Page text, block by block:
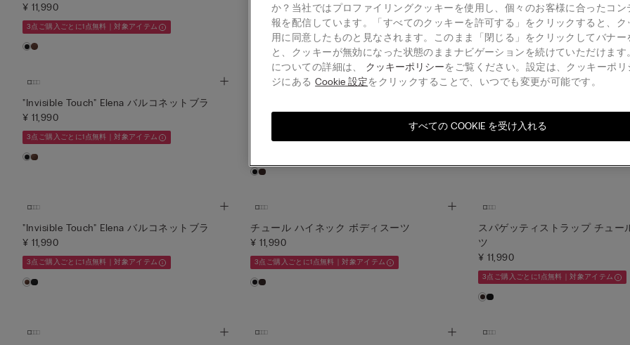
¥ 11,990
3点ご購入ごとに1点無料｜対象アイテム
¥ 11,990
3点ご購入ごとに1点無料｜対象アイテム
3点ご購入ごとに1点無料｜対象アイテム
"Invisible Touch" Elena バルコネットブラ
¥ 11,990
3点ご購入ごとに1点無料｜対象アイテム
"Invisible Touch" Elena バルコネットブラ
¥ 11,990
3点ご購入ごとに1点無料｜対象アイテム
チュール ハイネック ボディスーツ
¥ 11,990
3点ご購入ごとに1点無料｜対象アイテム
スパゲッティストラップ チュー
ツ
¥ 11,990
3点ご購入ごとに1点無料｜対象アイテム
か？当社ではプロファイリングクッキーを使用し、個々のお客様に合ったコン
報を配信しています。「すべてのクッキーを許可する」をクリックすると、ク
用に同意したものと見なされます。このまま「閉じる」をクリックしてバナー
と、クッキーが無効になった状態のままナビゲーションを続けていただけます
についての詳細は、 クッキーポリシーをご覧ください。設定は、クッキーポ
ジにあるCookie 設定をクリックすることで、いつでも変更が可能です。
すべての COOKIE を受け入れる